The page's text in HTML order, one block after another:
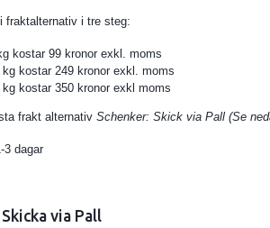
fraktalternativ i tre steg:
kostar 99 kronor exkl. moms
kg kostar 249 kronor exkl. moms
kg kostar 350 kronor exkl moms
frakt alternativSchenker: Skick via Pall (Se
3 dagar
via Pall